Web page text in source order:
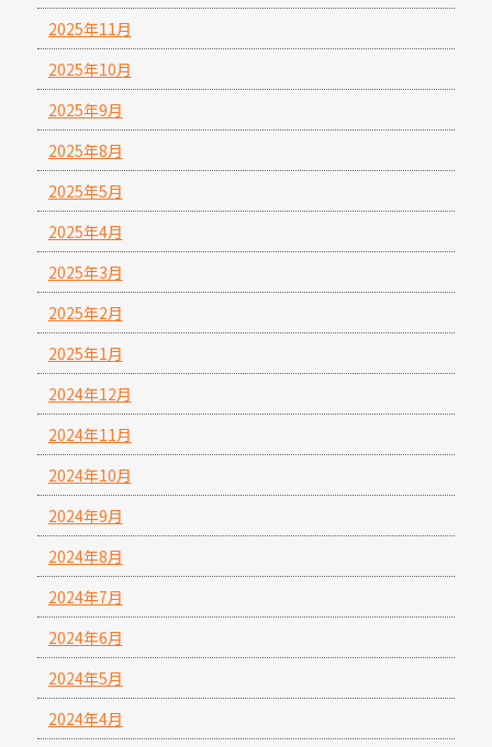
2025年11月
2025年10月
2025年9月
2025年8月
2025年5月
2025年4月
2025年3月
2025年2月
2025年1月
2024年12月
2024年11月
2024年10月
2024年9月
2024年8月
2024年7月
2024年6月
2024年5月
2024年4月